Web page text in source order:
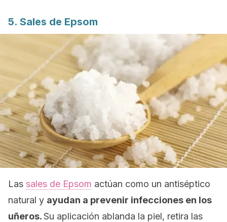
5. Sales de Epsom
Las sales de Epsom actúan como un antiséptico
natural y ayudan a prevenir infecciones en los
uñeros.Su aplicación ablanda la piel, retira las